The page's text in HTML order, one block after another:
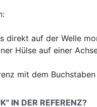
direkt auf der Welle
Hülse auf einer
mit dem
IN DER REFERENZ?